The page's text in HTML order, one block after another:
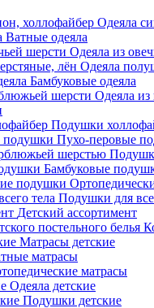
Одеяла
Ватные одеяла
Одеяла из
Одеяла
Бамбуковые одеяла
Одеяла
Подушки
Пухо-перовые
Бамбуковые
Подушки для
Детский ассортимент
Матрасы детские
матрасы
матрасы
Одеяла детские
Подушки детские